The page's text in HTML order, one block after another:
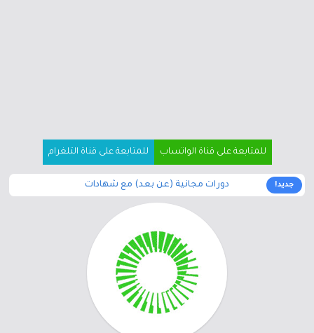
للمتابعة على قناة الواتساب للمتابعة على قناة التلغرام
جديد! دورات مجانية (عن بعد) مع شهادات